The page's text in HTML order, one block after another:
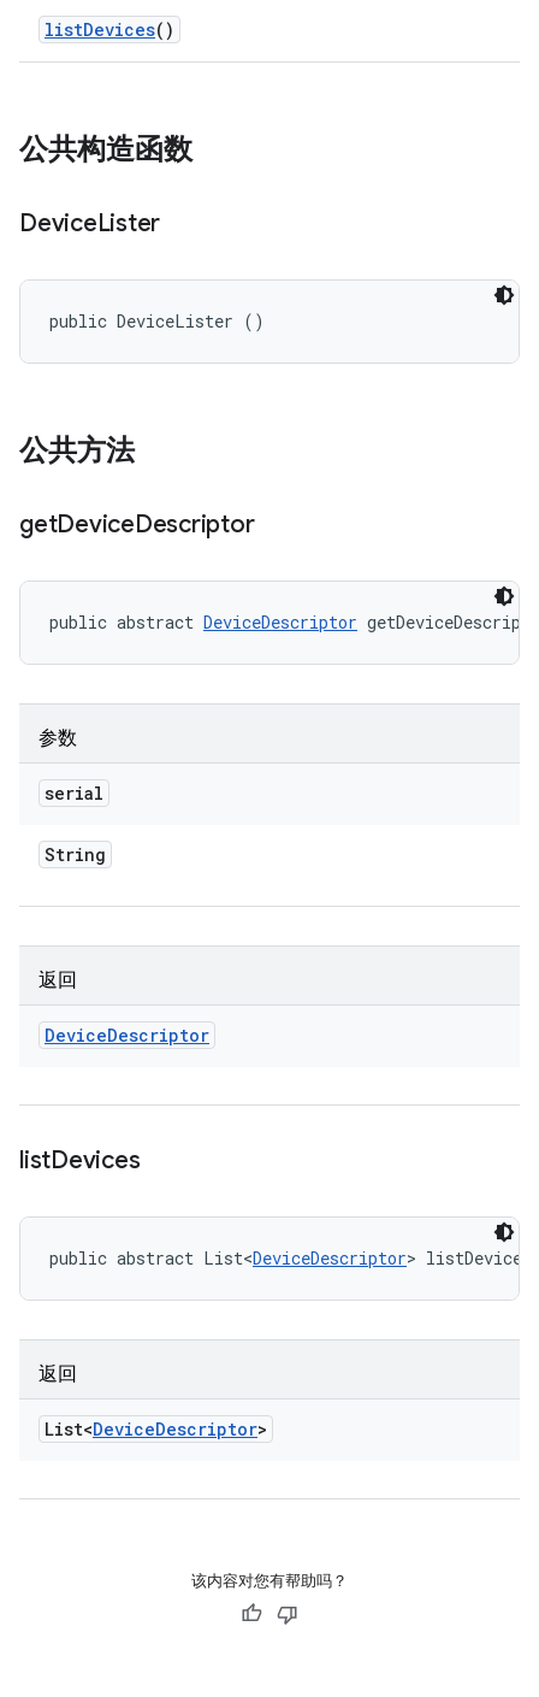
listDevices()
公共构造函数
DeviceLister
public DeviceLister ()
公共方法
getDeviceDescriptor
public abstract DeviceDescriptor
参数
serial
String
返回
DeviceDescriptor
listDevices
public abstract List<DeviceDescriptor>
返回
List<DeviceDescriptor>
该内容对您有帮助吗？